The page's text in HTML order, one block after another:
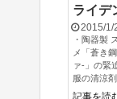
ライデ
2015/1/
・陶器製
メ「蒼き
ァ-」の緊
服の清涼